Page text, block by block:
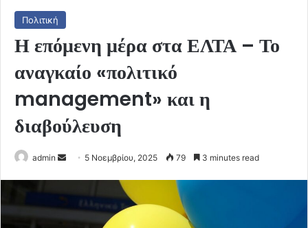
Πολιτική
Η επόμενη μέρα στα ΕΛΤΑ – Το
αναγκαίο «πολιτικό
management» και η
διαβούλευση
admin
Send 5 Νοεμβρίου, 2025 79 3 minutes read